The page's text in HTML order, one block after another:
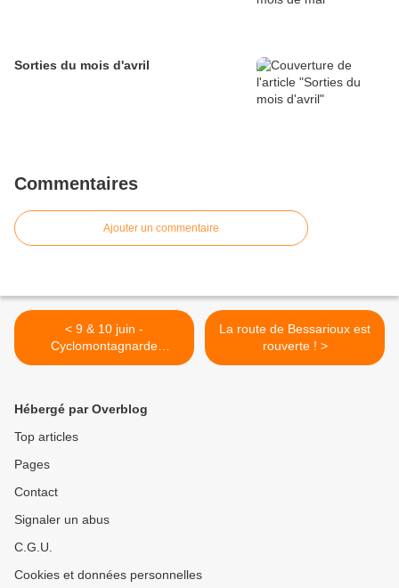
Sorties du mois d'avril
Commentaires
Ajouter un commentaire
< 9 & 10 juin -
Cyclomontagnarde
d'Annecy
La route de Bessarioux est
rouverte ! >
Hébergé par Overblog
Top articles
Pages
Contact
Signaler un abus
C.G.U.
Cookies et données personnelles